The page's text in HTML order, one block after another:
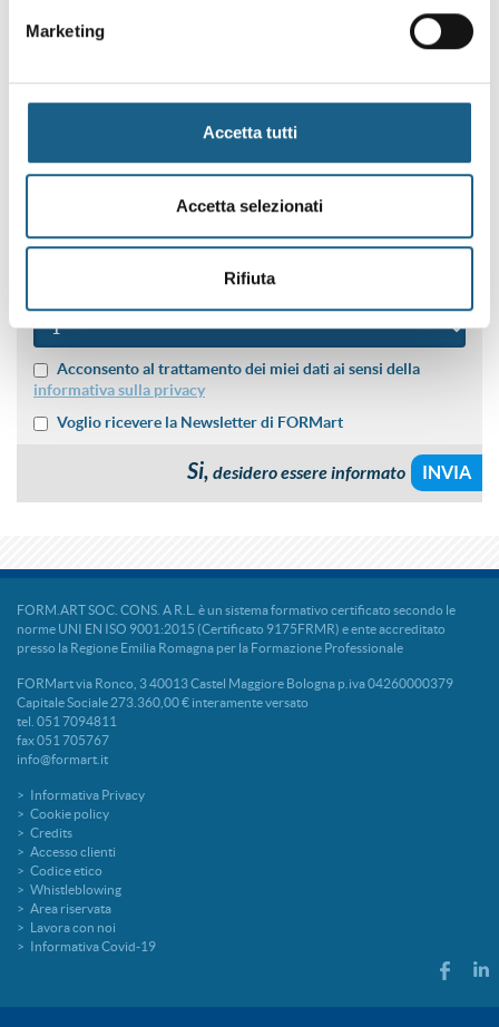
Marketing
Accetta tutti
Accetta selezionati
Rifiuta
NOME
Acconsento al trattamento dei miei dati ai sensi della
informativa sulla privacy
Voglio ricevere la Newsletter di FORMart
Si, desidero essere informato
FORM.ART SOC. CONS. A R.L. è un sistema formativo certificato secondo le
norme UNI EN ISO 9001:2015 (Certificato 9175FRMR) e ente accreditato
presso la Regione Emilia Romagna per la Formazione Professionale
FORMart via Ronco, 3 40013 Castel Maggiore Bologna p.iva 04260000379
Capitale Sociale 273.360,00 € interamente versato
tel. 051 7094811
fax 051 705767
info@formart.it
Informativa Privacy
Cookie policy
Credits
Accesso clienti
Codice etico
Whistleblowing
Area riservata
Lavora con noi
Informativa Covid-19